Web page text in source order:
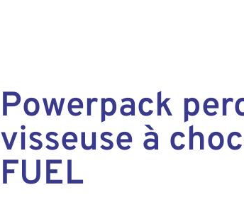
Powerpack
visseuse à
FUEL